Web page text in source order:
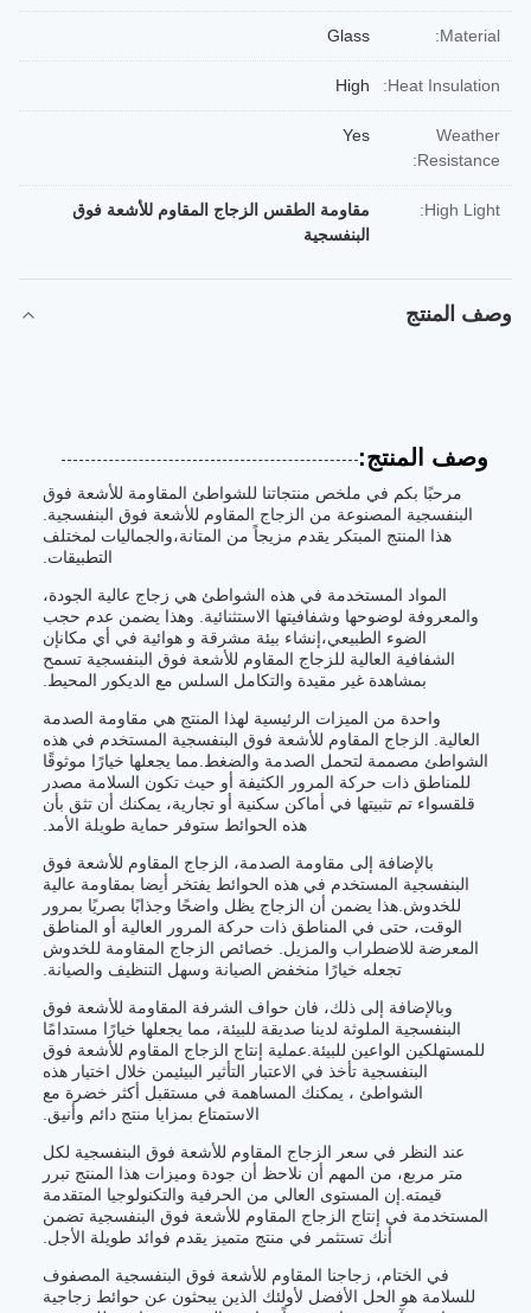
Material:
Glass
Heat Insulation:
High
Weather
Resistance:
Yes
High Light:
مقاومة الطقس الزجاج المقاوم للأشعة فوق
البنفسجية
وصف المنتج
وصف المنتج:
مرحبًا بكم في ملخص منتجاتنا للشواطئ المقاومة للأشعة فوق
البنفسجية المصنوعة من الزجاج المقاوم للأشعة فوق البنفسجية.
هذا المنتج المبتكر يقدم مزيجاً من المتانة،والجماليات لمختلف
التطبيقات.
المواد المستخدمة في هذه الشواطئ هي زجاج عالية الجودة،
والمعروفة لوضوحها وشفافيتها الاستثنائية. وهذا يضمن عدم حجب
الضوء الطبيعي،إنشاء بيئة مشرقة و هوائية في أي مكانإن
الشفافية العالية للزجاج المقاوم للأشعة فوق البنفسجية تسمح
بمشاهدة غير مقيدة والتكامل السلس مع الديكور المحيط.
واحدة من الميزات الرئيسية لهذا المنتج هي مقاومة الصدمة
العالية. الزجاج المقاوم للأشعة فوق البنفسجية المستخدم في هذه
الشواطئ مصممة لتحمل الصدمة والضغط.مما يجعلها خيارًا موثوقًا
للمناطق ذات حركة المرور الكثيفة أو حيث تكون السلامة مصدر
قلقسواء تم تثبيتها في أماكن سكنية أو تجارية، يمكنك أن تثق بأن
هذه الحوائط ستوفر حماية طويلة الأمد.
بالإضافة إلى مقاومة الصدمة، الزجاج المقاوم للأشعة فوق
البنفسجية المستخدم في هذه الحوائط يفتخر أيضا بمقاومة عالية
للخدوش.هذا يضمن أن الزجاج يظل واضحًا وجذابًا بصريًا بمرور
الوقت، حتى في المناطق ذات حركة المرور العالية أو المناطق
المعرضة للاضطراب والمزيل. خصائص الزجاج المقاومة للخدوش
تجعله خيارًا منخفض الصيانة وسهل التنظيف والصيانة.
وبالإضافة إلى ذلك، فان حواف الشرفة المقاومة للأشعة فوق
البنفسجية الملوثة لدينا صديقة للبيئة، مما يجعلها خيارًا مستدامًا
للمستهلكين الواعين للبيئة.عملية إنتاج الزجاج المقاوم للأشعة فوق
البنفسجية تأخذ في الاعتبار التأثير البيئيمن خلال اختيار هذه
الشواطئ ، يمكنك المساهمة في مستقبل أكثر خضرة مع
الاستمتاع بمزايا منتج دائم وأنيق.
عند النظر في سعر الزجاج المقاوم للأشعة فوق البنفسجية لكل
متر مربع، من المهم أن نلاحظ أن جودة وميزات هذا المنتج تبرر
قيمته.إن المستوى العالي من الحرفية والتكنولوجيا المتقدمة
المستخدمة في إنتاج الزجاج المقاوم للأشعة فوق البنفسجية تضمن
أنك تستثمر في منتج متميز يقدم فوائد طويلة الأجل.
في الختام، زجاجنا المقاوم للأشعة فوق البنفسجية المصفوف
للسلامة هو الحل الأفضل لأولئك الذين يبحثون عن حوائط زجاجية